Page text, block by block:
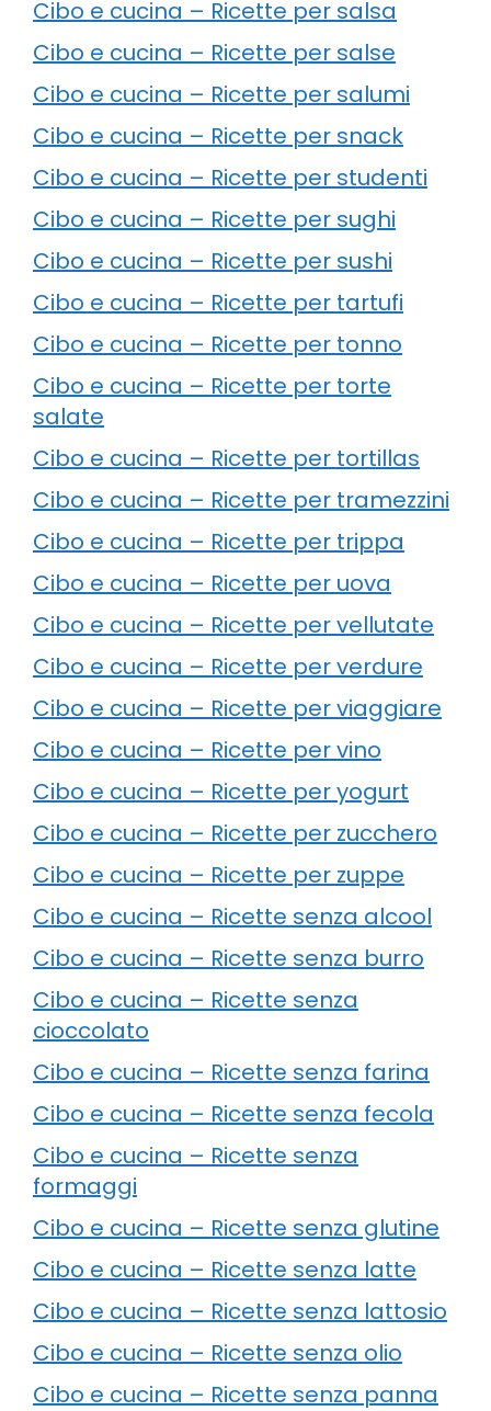
Cibo e cucina – Ricette per salsa
Cibo e cucina – Ricette per salse
Cibo e cucina – Ricette per salumi
Cibo e cucina – Ricette per snack
Cibo e cucina – Ricette per studenti
Cibo e cucina – Ricette per sughi
Cibo e cucina – Ricette per sushi
Cibo e cucina – Ricette per tartufi
Cibo e cucina – Ricette per tonno
Cibo e cucina – Ricette per torte
salate
Cibo e cucina – Ricette per tortillas
Cibo e cucina – Ricette per tramezzini
Cibo e cucina – Ricette per trippa
Cibo e cucina – Ricette per uova
Cibo e cucina – Ricette per vellutate
Cibo e cucina – Ricette per verdure
Cibo e cucina – Ricette per viaggiare
Cibo e cucina – Ricette per vino
Cibo e cucina – Ricette per yogurt
Cibo e cucina – Ricette per zucchero
Cibo e cucina – Ricette per zuppe
Cibo e cucina – Ricette senza alcool
Cibo e cucina – Ricette senza burro
Cibo e cucina – Ricette senza
cioccolato
Cibo e cucina – Ricette senza farina
Cibo e cucina – Ricette senza fecola
Cibo e cucina – Ricette senza
formaggi
Cibo e cucina – Ricette senza glutine
Cibo e cucina – Ricette senza latte
Cibo e cucina – Ricette senza lattosio
Cibo e cucina – Ricette senza olio
Cibo e cucina – Ricette senza panna